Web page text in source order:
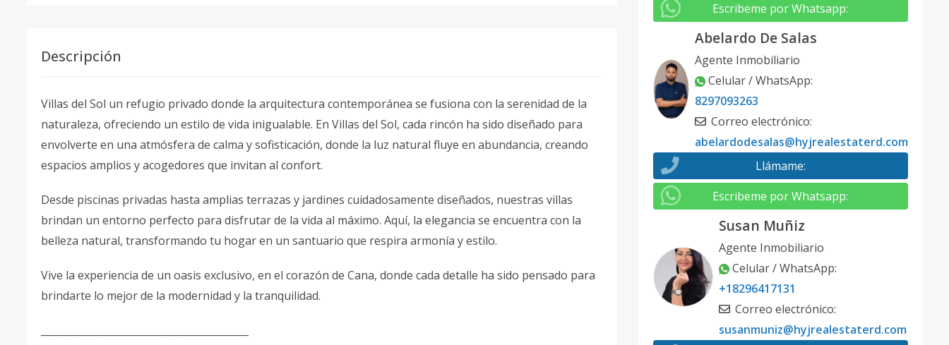
Descripción
Villas del Sol un refugio privado donde la arquitectura contemporánea se fusiona con la serenidad de la
naturaleza, ofreciendo un estilo de vida inigualable. En Villas del Sol, cada rincón ha sido diseñado para
envolverte en una atmósfera de calma y sofisticación, donde la luz natural fluye en abundancia, creando
espacios amplios y acogedores que invitan al confort.
Desde piscinas privadas hasta amplias terrazas y jardines cuidadosamente diseñados, nuestras villas
brindan un entorno perfecto para disfrutar de la vida al máximo. Aquí, la elegancia se encuentra con la
belleza natural, transformando tu hogar en un santuario que respira armonía y estilo.
Vive la experiencia de un oasis exclusivo, en el corazón de Cana, donde cada detalle ha sido pensado para
brindarte lo mejor de la modernidad y la tranquilidad.
Escribeme por Whatsapp:
Abelardo De Salas
Agente Inmobiliario
Celular / WhatsApp:
8297093263
Correo electrónico:
abelardodesalas@hyjrealestaterd.com
Llámame:
Escribeme por Whatsapp:
Susan Muñiz
Agente Inmobiliario
Celular / WhatsApp:
+18296417131
Correo electrónico:
susanmuniz@hyjrealestaterd.com